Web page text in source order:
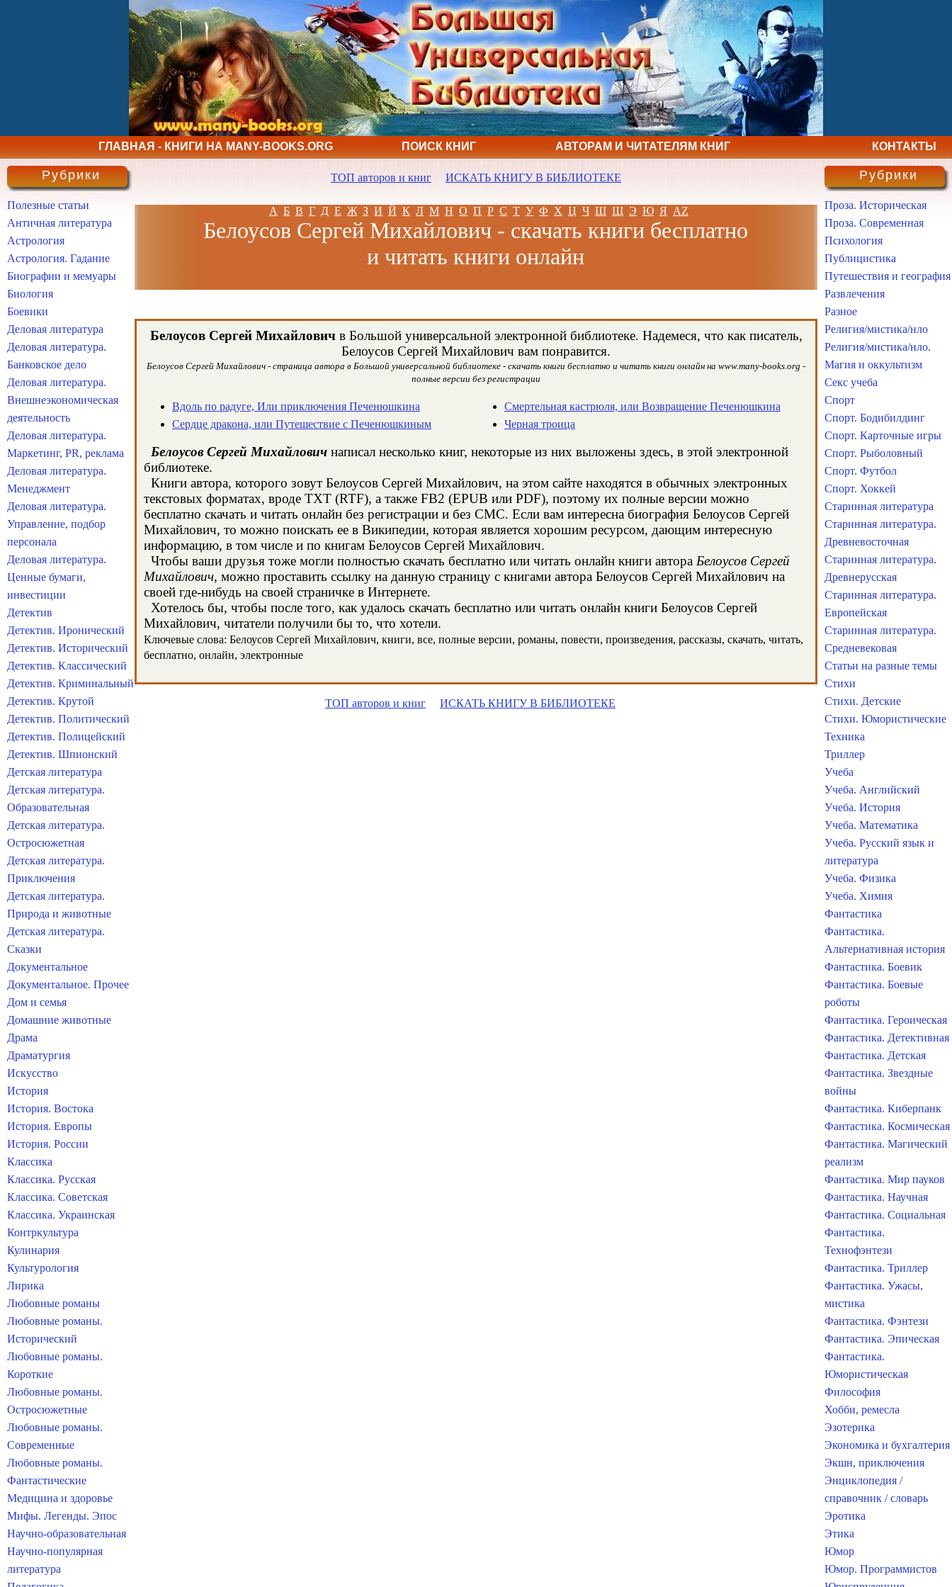
ГЛАВНАЯ - КНИГИ НА MANY-BOOKS.ORG ПОИСК КНИГ АВТОРАМ И ЧИТАТЕЛЯМ КНИГ КОНТАКТЫ
ТОП авторов и книг ИСКАТЬ КНИГУ В БИБЛИОТЕКЕ
А Б В Г Д Е Ж З И Й К Л М Н О П Р С Т У Ф Х Ц Ч Ш Щ Э Ю Я AZ
Белоусов Сергей Михайлович - скачать книги бесплатно
и читать книги онлайн
Белоусов Сергей Михайловичв Большой универсальной электронной библиотеке. Надемеся, что как писатель,
Белоусов Сергей Михайлович вам понравится.
Белоусов Сергей Михайлович - страница автора в Большой универсальной библиотеке - скачать книги бесплатно и читать книги онлайн на www.many-books.org -
полные версии без регистрации
Вдоль по радуге, Или приключения Печенюшкина
Сердце дракона, или Путешествие с Печенюшкиным
Смертельная кастрюля, или Возвращение Печенюшкина
Черная троица
Белоусов Сергей Михайлович написал несколько книг, некоторые из них выложены здесь, в этой электронной
библиотеке.
Книги автора, которого зовут Белоусов Сергей Михайлович, на этом сайте находятся в обычных электронных
текстовых форматах, вроде TXT (RTF), а также FB2 (EPUB или PDF), поэтому их полные версии можно
бесплатно скачать и читать онлайн без регистрации и без СМС. Если вам интересна биография Белоусов Сергей
Михайлович, то можно поискать ее в Википедии, которая является хорошим ресурсом, дающим интересную
информацию, в том числе и по книгам Белоусов Сергей Михайлович.
Чтобы ваши друзья тоже могли полностью скачать бесплатно или читать онлайн книги автора Белоусов Сергей
Михайлович, можно проставить ссылку на данную страницу с книгами автора Белоусов Сергей Михайлович на
своей где-нибудь на своей страничке в Интернете.
Хотелось бы, чтобы после того, как удалось скачать бесплатно или читать онлайн книги Белоусов Сергей
Михайлович, читатели получили бы то, что хотели.
Ключевые слова: Белоусов Сергей Михайлович, книги, все, полные версии, романы, повести, произведения, рассказы, скачать, читать,
бесплатно, онлайн, электронные
ТОП авторов и книг ИСКАТЬ КНИГУ В БИБЛИОТЕКЕ
Рубрики
Полезные статьи
Античная литература
Астрология
Астрология. Гадание
Биографии и мемуары
Биология
Боевики
Деловая литература
Деловая литература.
Банковское дело
Деловая литература.
Внешнеэкономическая
деятельность
Деловая литература.
Маркетинг, PR, реклама
Деловая литература.
Менеджмент
Деловая литература.
Управление, подбор
персонала
Деловая литература.
Ценные бумаги,
инвестиции
Детектив
Детектив. Иронический
Детектив. Исторический
Детектив. Классический
Детектив. Криминальный
Детектив. Крутой
Детектив. Политический
Детектив. Полицейский
Детектив. Шпионский
Детская литература
Детская литература.
Образовательная
Детская литература.
Остросюжетная
Детская литература.
Приключения
Детская литература.
Природа и животные
Детская литература.
Сказки
Документальное
Документальное. Прочее
Дом и семья
Домашние животные
Драма
Драматургия
Искусство
История
История. Востока
История. Европы
История. России
Классика
Классика. Русская
Классика. Советская
Классика. Украинская
Контркультура
Кулинария
Культурология
Лирика
Любовные романы
Любовные романы.
Исторический
Любовные романы.
Короткие
Любовные романы.
Остросюжетные
Любовные романы.
Современные
Любовные романы.
Фантастические
Медицина и здоровье
Мифы. Легенды. Эпос
Научно-образовательная
Научно-популярная
литература
Рубрики
Проза. Историческая
Проза. Современная
Психология
Публицистика
Путешествия и география
Развлечения
Разное
Религия/мистика/нло
Религия/мистика/нло.
Магия и оккультизм
Секс учеба
Спорт
Спорт. Бодибилдинг
Спорт. Карточные игры
Спорт. Рыболовный
Спорт. Футбол
Спорт. Хоккей
Старинная литература
Старинная литература.
Древневосточная
Старинная литература.
Древнерусская
Старинная литература.
Европейская
Старинная литература.
Средневековая
Статьи на разные темы
Стихи
Стихи. Детские
Стихи. Юмористические
Техника
Триллер
Учеба
Учеба. Английский
Учеба. История
Учеба. Математика
Учеба. Русский язык и
литература
Учеба. Физика
Учеба. Химия
Фантастика
Фантастика.
Альтернативная история
Фантастика. Боевик
Фантастика. Боевые
роботы
Фантастика. Героическая
Фантастика. Детективная
Фантастика. Детская
Фантастика. Звездные
войны
Фантастика. Киберпанк
Фантастика. Космическая
Фантастика. Магический
реализм
Фантастика. Мир пауков
Фантастика. Научная
Фантастика. Социальная
Фантастика.
Технофэнтези
Фантастика. Триллер
Фантастика. Ужасы,
мистика
Фантастика. Фэнтези
Фантастика. Эпическая
Фантастика.
Юмористическая
Философия
Хобби, ремесла
Эзотерика
Экономика и бухгалтерия
Экшн, приключения
Энциклопедия /
справочник / словарь
Эротика
Этика
Юмор
Юмор. Программистов